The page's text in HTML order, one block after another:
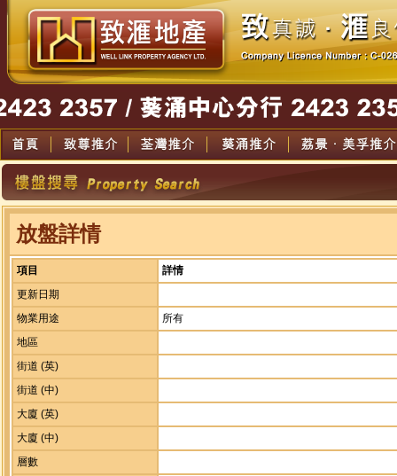
放盤詳情
項目
詳情
更新日期
物業用途
所有
地區
街道 (英)
街道 (中)
大廈 (英)
大廈 (中)
層數